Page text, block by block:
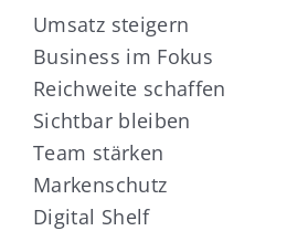
Umsatz steigern
Business im Fokus
Reichweite schaffen
Sichtbar bleiben
Team stärken
Markenschutz
Digital Shelf